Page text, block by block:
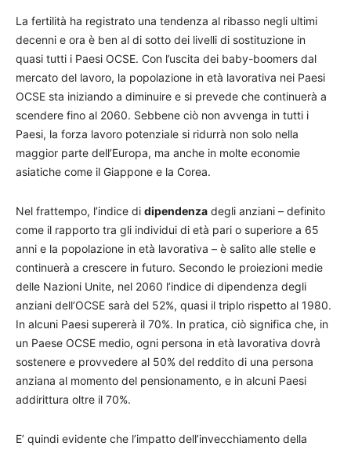
La fertilità ha registrato una tendenza al ribasso negli ultimi
decenni e ora è ben al di sotto dei livelli di sostituzione in
quasi tutti i Paesi OCSE. Con l’uscita dei baby-boomers dal
mercato del lavoro, la popolazione in età lavorativa nei Paesi
OCSE sta iniziando a diminuire e si prevede che continuerà a
scendere fino al 2060. Sebbene ciò non avvenga in tutti i
Paesi, la forza lavoro potenziale si ridurrà non solo nella
maggior parte dell’Europa, ma anche in molte economie
asiatiche come il Giappone e la Corea.
Nel frattempo, l’indice di dipendenza degli anziani – definito
come il rapporto tra gli individui di età pari o superiore a 65
anni e la popolazione in età lavorativa – è salito alle stelle e
continuerà a crescere in futuro. Secondo le proiezioni medie
delle Nazioni Unite, nel 2060 l’indice di dipendenza degli
anziani dell’OCSE sarà del 52%, quasi il triplo rispetto al 1980.
In alcuni Paesi supererà il 70%. In pratica, ciò significa che, in
un Paese OCSE medio, ogni persona in età lavorativa dovrà
sostenere e provvedere al 50% del reddito di una persona
anziana al momento del pensionamento, e in alcuni Paesi
addirittura oltre il 70%.
E’ quindi evidente che l’impatto dell’invecchiamento della